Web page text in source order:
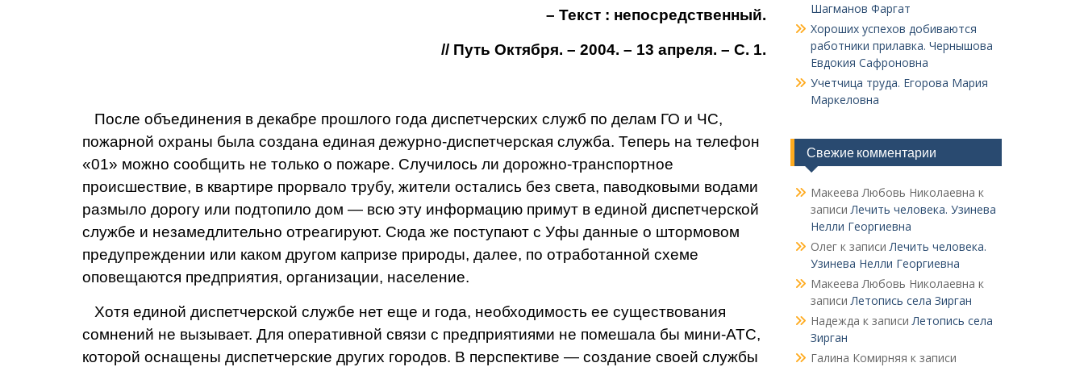
– Текст : непосредственный.
// Путь Октября. – 2004. – 13 апреля. – С. 1.
После объединения в декабре прошлого года диспетчерских служб по делам ГО и ЧС,
пожарной охраны была создана единая дежурно-диспетчерская служба. Теперь на телефон
«01» можно сообщить не только о пожаре. Случилось ли дорожно-транспортное
происшествие, в квартире прорвало трубу, жители остались без света, паводковыми водами
размыло дорогу или подтопило дом — всю эту информацию примут в единой диспетчерской
службе и незамедлительно отреагируют. Сюда же поступают с Уфы данные о штормовом
предупреждении или каком другом капризе природы, далее, по отработанной схеме
оповещаются предприятия, организации, население.
Хотя единой диспетчерской службе нет еще и года, необходимость ее существования
сомнений не вызывает. Для оперативной связи с предприятиями не помешала бы мини-АТС,
которой оснащены диспетчерские других городов. В перспективе — создание своей службы
Шагманов Фаргат
Хороших успехов добиваются
работники прилавка. Чер­нышова
Евдокия Сафроновна
Учетчица труда. Его­рова Мария
Маркеловна
Свежие комментарии
Макеева Любовь Николаевна к
записиЛечить человека. Узинева
Нелли Георгиевна
Олегк записиЛечить человека.
Узинева Нелли Георгиевна
Макеева Любовь Николаевна к
записиЛетопись села Зирган
Надежда к записиЛетопись села
Зирган
Галина Комирняя к записи